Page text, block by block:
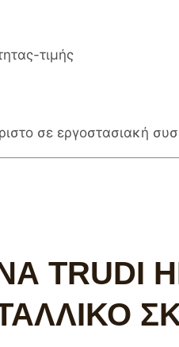
τιμής
σε εργοστασιακή
TRUDI